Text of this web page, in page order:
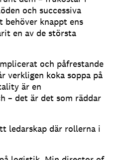
och successiva
behöver knappt ens
en av de största
och påfrestande
verkligen koka soppa på
är en
– det är det som räddar
ledarskap där rollerna i